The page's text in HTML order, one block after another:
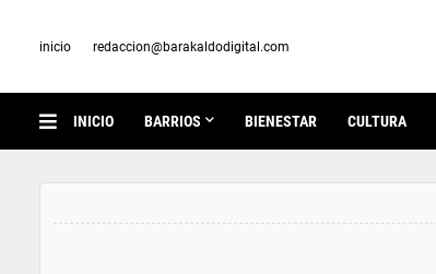
inicio redaccion@barakaldodigital.com
INICIO BARRIOS BIENESTAR CULTURA